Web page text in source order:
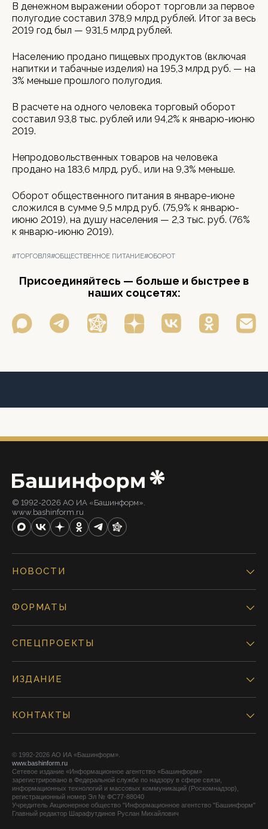
В денежном выражении оборот торговли за первое
полугодие составил 378,9 млрд рублей. Итог за весь
2019 год был — 931,5 млрд рублей.
Населению продано пищевых продуктов (включая
напитки и табачные изделия) на 195,3 млрд руб. — на
3% меньше прошлого полугодия.
В расчете на одного человека торговый оборот
составил 93,8 тыс. рублей или 94,2% к январю-июню
2019.
Непродовольственных товаров на человека
продано на 183,6 млрд. руб., или на 9,3% меньше.
Оборот общественного питания в январе-июне
сложился в сумме 9,5 млрд руб. (75,9% к январю-
июню 2019), на душу населения — 2,3 тыс. руб. (76%
к январю-июню 2019).
#ТОРГОВЛЯ#ОБЩЕСТВЕННОЕ ПИТАНИЕ#ОБОРОТ
Присоединяйтесь — больше и быстрее в
наших соцсетях:
© 1992-2026 АО ИА «Башинформ».
www.bashinform.ru
НОВОСТИ
ФОРМАТЫ
СПЕЦПРОЕКТЫ
ИЗДАНИЕ
КОНТАКТЫ
© 1992-2026 АО ИА «Башинформ».
www.bashinform.ru
Сетевое издание «Информационное агентство «Башинформ»
зарегистрировано в Федеральной службе по надзору в сфере связи,
информационных технологий и массовых коммуникаций (Роскомнадзор),
регистрационный номер Эл № ФС77-88040
Учредитель Акционерное общество "Информационное агентство "Башинформ"
Главный редактор Шарафутдинов Руслан Михайлович